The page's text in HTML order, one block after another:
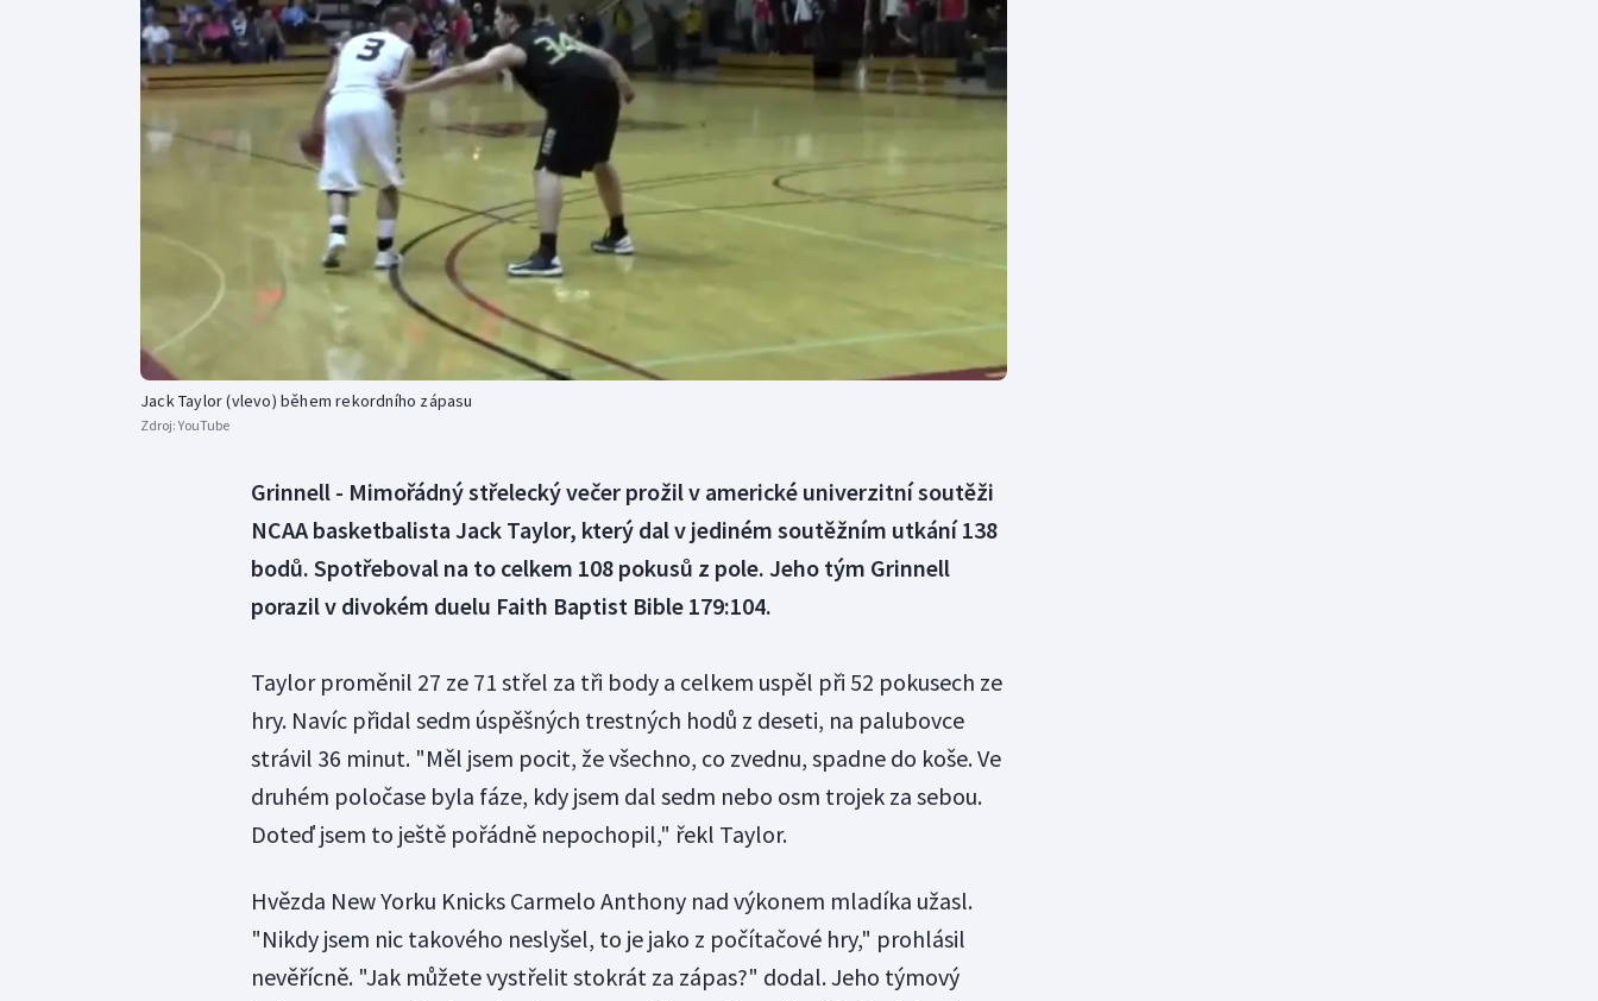
Curling
Dostihy
Florbal
Futsal
Golf
Gymnastika
Moderní pětiboj
Motorsport
Olympijské hry
Parasport
Plavání
Plážový volejbal
Triatlon
Veslování
Vodní slalom
Jack Taylor (vlevo) během rekordního zápasu
Zdroj:YouTube
Grinnell - Mimořádný střelecký večer prožil v americké univerzitní soutěži
NCAA basketbalista Jack Taylor, který dal v jediném soutěžním utkání 138
bodů. Spotřeboval na to celkem 108 pokusů z pole. Jeho tým Grinnell
porazil v divokém duelu Faith Baptist Bible 179:104.
Taylor proměnil 27 ze 71 střel za tři body a celkem uspěl při 52 pokusech ze
hry. Navíc přidal sedm úspěšných trestných hodů z deseti, na palubovce
strávil 36 minut. "Měl jsem pocit, že všechno, co zvednu, spadne do koše. Ve
druhém poločase byla fáze, kdy jsem dal sedm nebo osm trojek za sebou.
Doteď jsem to ještě pořádně nepochopil," řekl Taylor.
Hvězda New Yorku Knicks Carmelo Anthony nad výkonem mladíka užasl.
"Nikdy jsem nic takového neslyšel, to je jako z počítačové hry," prohlásil
nevěřícně. "Jak můžete vystřelit stokrát za zápas?" dodal. Jeho týmový